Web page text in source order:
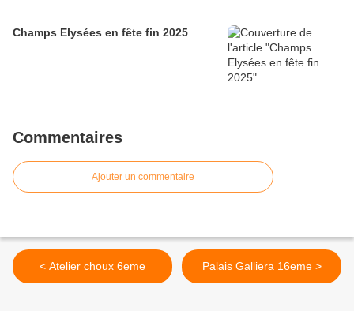
Champs Elysées en fête fin 2025
Commentaires
Ajouter un commentaire
< Atelier choux 6eme Palais Galliera 16eme >